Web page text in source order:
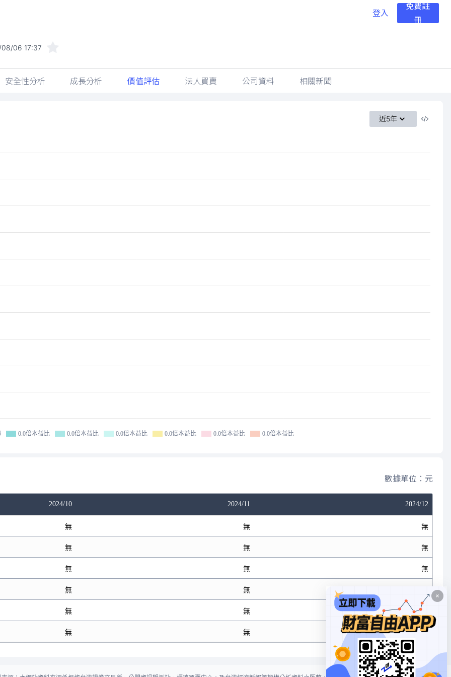
登入
免費註
冊
06 17:37
安全性分析 成長分析 價值評估 法人買賣 公司資料 相關新聞
近5年
0.0倍本益比 0.0倍本益比 0.0倍本益比 0.0倍本益比 0.0倍本益比 0.0倍本益比
數據單位：元
2024/10 2024/11 2024/12
無 無 無
無 無 無
無 無 無
無 無
無 無 無
無 無 無